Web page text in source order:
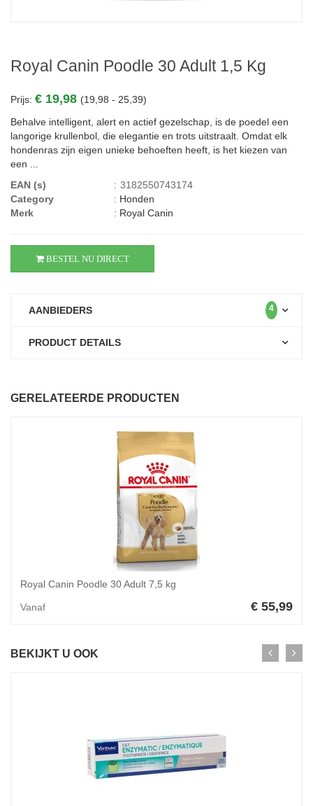
Royal Canin Poodle 30 Adult 1,5 Kg
Prijs: € 19,98 (19,98 - 25,39)
Behalve intelligent, alert en actief gezelschap, is de poedel een
langorige krullenbol, die elegantie en trots uitstraalt. Omdat elk
hondenras zijn eigen unieke behoeften heeft, is het kiezen van
een ...
EAN (s)
: 3182550743174
Category
: Honden
Merk
: Royal Canin
BESTEL NU DIRECT
AANBIEDERS 4
PRODUCT DETAILS
GERELATEERDE PRODUCTEN
Royal Canin Poodle 30 Adult 7,5 kg
Vanaf € 55,99
BEKIJKT U OOK